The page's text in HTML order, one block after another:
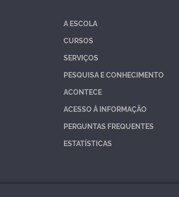
A ESCOLA
CURSOS
SERVIÇOS
PESQUISA E CONHECIMENTO
ACONTECE
ACESSO À INFORMAÇÃO
PERGUNTAS FREQUENTES
ESTATÍSTICAS